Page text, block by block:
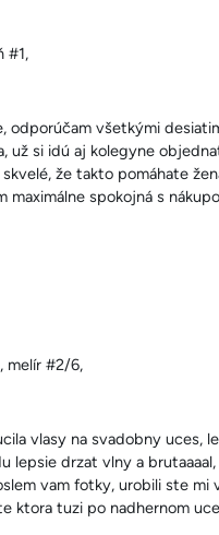
#1,
odporúčam všetkými
už si idú aj kolegyne
že takto pomáhate
maximálne spokojná s
melír #2/6,
vlasy na svadobny uces,
lepsie drzat vlny a brutaaaal,
vam fotky, urobili ste mi
ktora tuzi po nadhernom